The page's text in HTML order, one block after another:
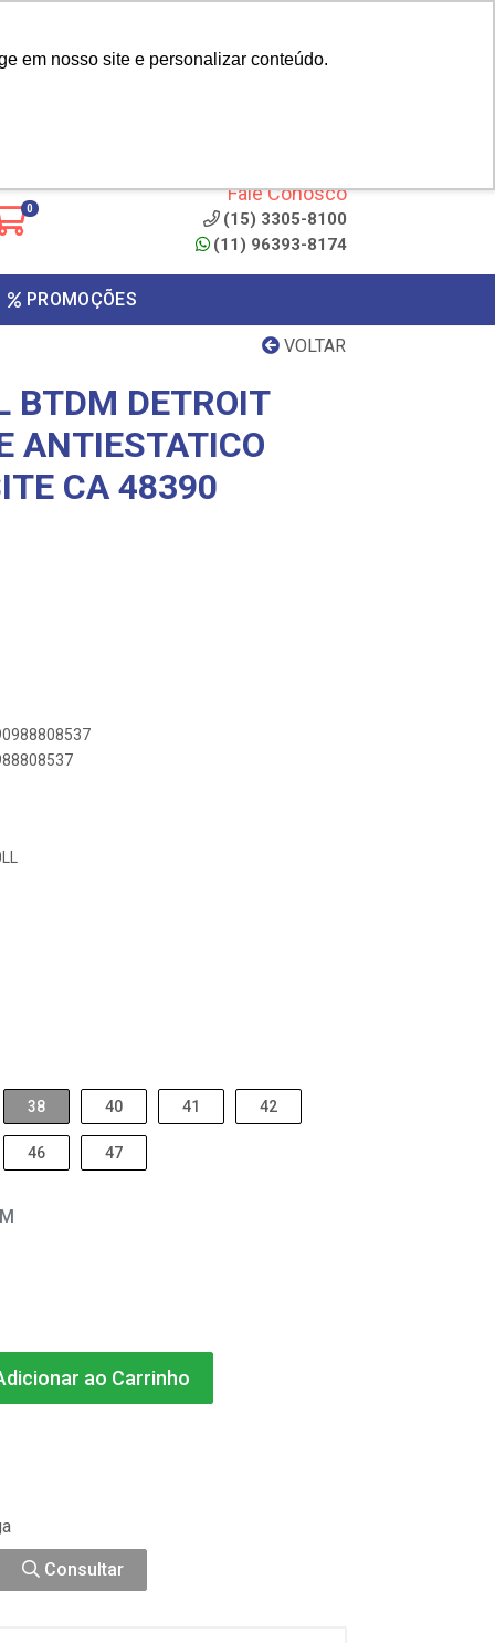
em nosso site e personalizar conteúdo.
0
Fale Conosco
(15) 3305-8100
(11) 96393-8174
PROMOÇÕES
VOLTAR
BTDM DETROIT
ANTIESTATICO
CA 48390
38 40 41 42
46 47
ao Carrinho
Consultar